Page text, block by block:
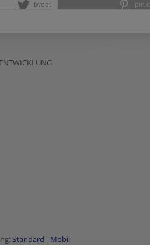
tweet pin it
Standard - Mobil